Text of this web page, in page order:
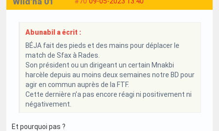
Abunabil a écrit :
BÉJA fait des pieds et des mains pour déplacer le
match de Sfax à Rades.
Son président ou un dirigeant un certain Mnakbi
harcèle depuis au moins deux semaines notre BD pour
agir en commun auprès de la FTF.
Cette dernière n’a pas encore réagi ni positivement ni
négativement.
Et pourquoi pas ?